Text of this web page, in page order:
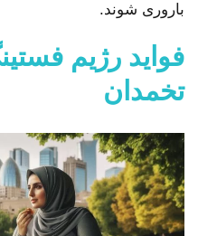
باروری شوند.
فواید رژیم
تخمدان